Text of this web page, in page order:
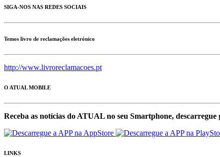
SIGA-NOS NAS REDES SOCIAIS
Temos livro de reclamações eletrónico
http://www.livroreclamacoes.pt
O ATUAL MOBILE
Receba as notícias do ATUAL no seu Smartphone,
LINKS